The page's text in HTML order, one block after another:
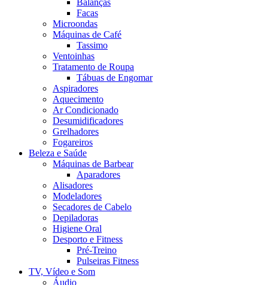
Balanças
Facas
Microondas
Máquinas de Café
Tassimo
Ventoinhas
Tratamento de Roupa
Tábuas de Engomar
Aspiradores
Aquecimento
Ar Condicionado
Desumidificadores
Grelhadores
Fogareiros
Beleza e Saúde
Máquinas de Barbear
Aparadores
Alisadores
Modeladores
Secadores de Cabelo
Depiladoras
Higiene Oral
Desporto e Fitness
Pré-Treino
Pulseiras Fitness
TV, Vídeo e Som
Áudio